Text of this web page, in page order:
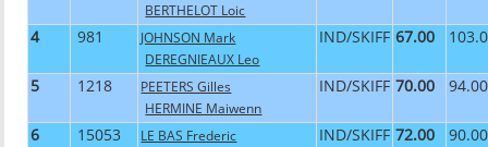
BERTHELOT Loic
4 981
JOHNSON Mark
DEREGNIEAUX Leo
IND/SKIFF 67.00
5 1218
PEETERS Gilles
HERMINE Maiwenn
IND/SKIFF 70.00 94.00
6 15053
LE BAS Frederic
IND/SKIFF 72.00 90.00